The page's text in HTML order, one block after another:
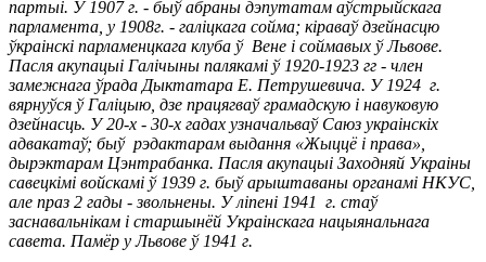
партыі. У 1907 г. - быў абраны дэпутатам аўстрыйскага
парламента, у 1908г. - галіцкага сойма; кіраваў дзейнасцю
ўкраінскі парламенцкага клуба ў Вене і соймавых ў Львове.
Пасля акупацыі Галічыны палякамі ў 1920-1923 гг - член
замежнага ўрада Дыктатара Е. Петрушевича. У 1924 г.
вярнуўся ў Галіцыю, дзе працягваў грамадскую і навуковую
дзейнасць. У 20-х - 30-х гадах узначальваў Саюз украінскіх
адвакатаў; быў рэдактарам выдання «Жыццё і права»,
дырэктарам Цэнтрабанка. Пасля акупацыі Заходняй Украіны
савецкімі войскамі ў 1939 г. быў арыштаваны органамі НКУС,
але праз 2 гады - звольнены. У ліпені 1941 г. стаў
заснавальнікам і старшынёй Украінскага нацыянальнага
савета. Памёр у Львове ў 1941 г.